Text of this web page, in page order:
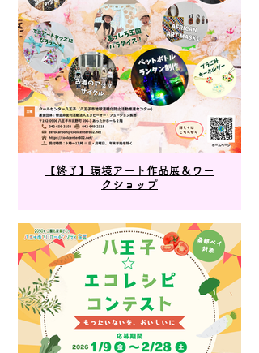
【終了】環境アート作品展＆ワー
クショップ